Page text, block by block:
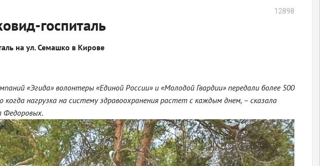
12898
госпиталь
на ул. Семашко в Кирове
«Эгида» волонтеры «Единой России» и «Молодой Гвардии» передали более 500
нагрузка на систему здравоохранения растет с каждым днем, – сказала
Федоровых.